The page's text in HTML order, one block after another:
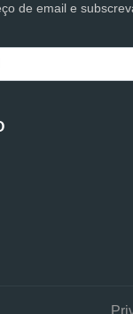
de email e